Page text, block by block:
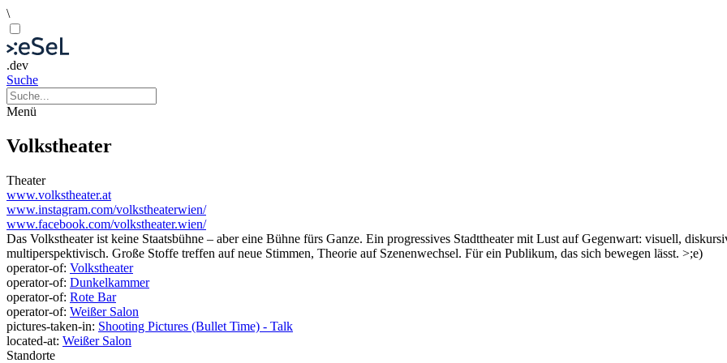
\
.dev
Suche
Menü
Volkstheater
Theater
www.volkstheater.at
www.instagram.com/volkstheaterwien/
www.facebook.com/volkstheater.wien/
Das Volkstheater ist keine Staatsbühne – aber eine Bühne fürs Ganze. Ein progressives Stadttheater mit Lust auf Gegenwart: visuell,
multiperspektivisch. Große Stoffe treffen auf neue Stimmen, Theorie auf Szenenwechsel. Für ein Publikum, das sich bewegen lässt. >;e)
operator-of: Volkstheater
operator-of: Dunkelkammer
operator-of: Rote Bar
operator-of: Weißer Salon
pictures-taken-in: Shooting Pictures (Bullet Time) - Talk
located-at: Weißer Salon
Standorte